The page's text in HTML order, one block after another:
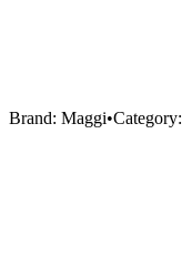
Brand: Maggi•Category: